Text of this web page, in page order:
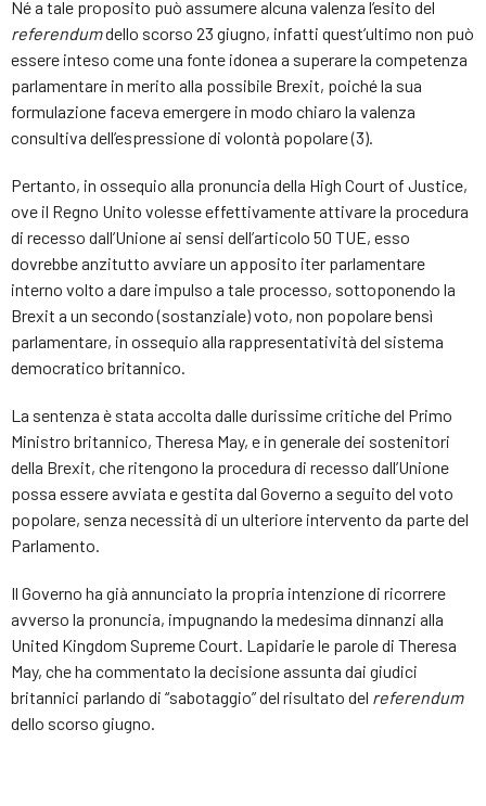
Né a tale proposito può assumere alcuna valenza l’esito del
referendumdello scorso 23 giugno, infatti quest’ultimo non può
essere inteso come una fonte idonea a superare la competenza
parlamentare in merito alla possibile Brexit, poiché la sua
formulazione faceva emergere in modo chiaro la valenza
consultiva dell’espressione di volontà popolare (3).
Pertanto, in ossequio alla pronuncia della High Court of Justice,
ove il Regno Unito volesse effettivamente attivare la procedura
di recesso dall’Unione ai sensi dell’articolo 50 TUE, esso
dovrebbe anzitutto avviare un apposito iter parlamentare
interno volto a dare impulso a tale processo, sottoponendo la
Brexit a un secondo (sostanziale) voto, non popolare bensì
parlamentare, in ossequio alla rappresentatività del sistema
democratico britannico.
La sentenza è stata accolta dalle durissime critiche del Primo
Ministro britannico, Theresa May, e in generale dei sostenitori
della Brexit, che ritengono la procedura di recesso dall’Unione
possa essere avviata e gestita dal Governo a seguito del voto
popolare, senza necessità di un ulteriore intervento da parte del
Parlamento.
Il Governo ha già annunciato la propria intenzione di ricorrere
avverso la pronuncia, impugnando la medesima dinnanzi alla
United Kingdom Supreme Court. Lapidarie le parole di Theresa
May, che ha commentato la decisione assunta dai giudici
britannici parlando di “sabotaggio” del risultato del referendum
dello scorso giugno.